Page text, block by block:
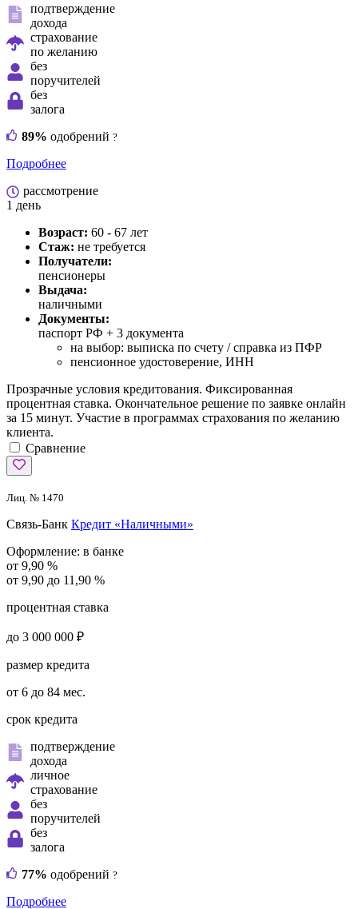
подтверждение
дохода
страхование
по желанию
без
поручителей
без
залога
89% одобрений ?
Подробнее
рассмотрение
1 день
Возраст: 60 - 67 лет
Стаж: не требуется
Получатели:
пенсионеры
Выдача:
наличными
Документы:
паспорт РФ + 3 документа
на выбор: выписка по счету / справка из ПФР
пенсионное удостоверение, ИНН
Прозрачные условия кредитования. Фиксированная
процентная ставка. Окончательное решение по заявке онлайн
за 15 минут. Участие в программах страхования по желанию
клиента.
Сравнение
Лиц. № 1470
Связь-Банк Кредит «Наличными»
Оформление: в банке
от 9,90 %
от 9,90 до 11,90 %
процентная ставка
до 3 000 000 ₽
размер кредита
от 6 до 84 мес.
срок кредита
подтверждение
дохода
личное
страхование
без
поручителей
без
залога
77% одобрений ?
Подробнее